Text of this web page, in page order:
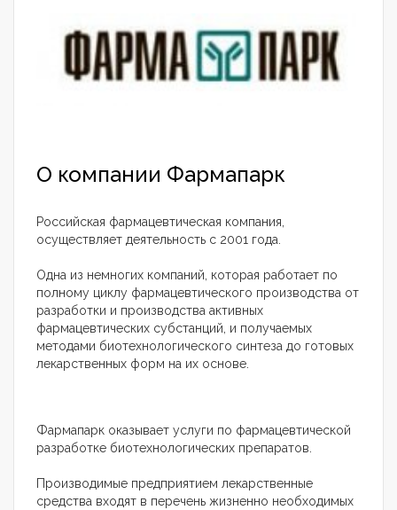
О компании Фармапарк
Российская фармацевтическая компания,
осуществляет деятельность с 2001 года.
Одна из немногих компаний, которая работает по
полному циклу фармацевтического производства от
разработки и производства активных
фармацевтических субстанций, и получаемых
методами биотехнологического синтеза до готовых
лекарственных форм на их основе.
Фармапарк оказывает услуги по фармацевтической
разработке биотехнологических препаратов.
Производимые предприятием лекарственные
средства входят в перечень жизненно необходимых